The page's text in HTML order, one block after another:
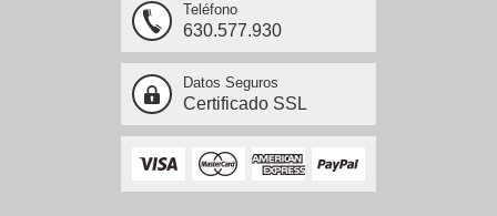
Teléfono
630.577.930
Datos Seguros
Certificado SSL